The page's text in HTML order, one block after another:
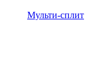
Мульти-сплит